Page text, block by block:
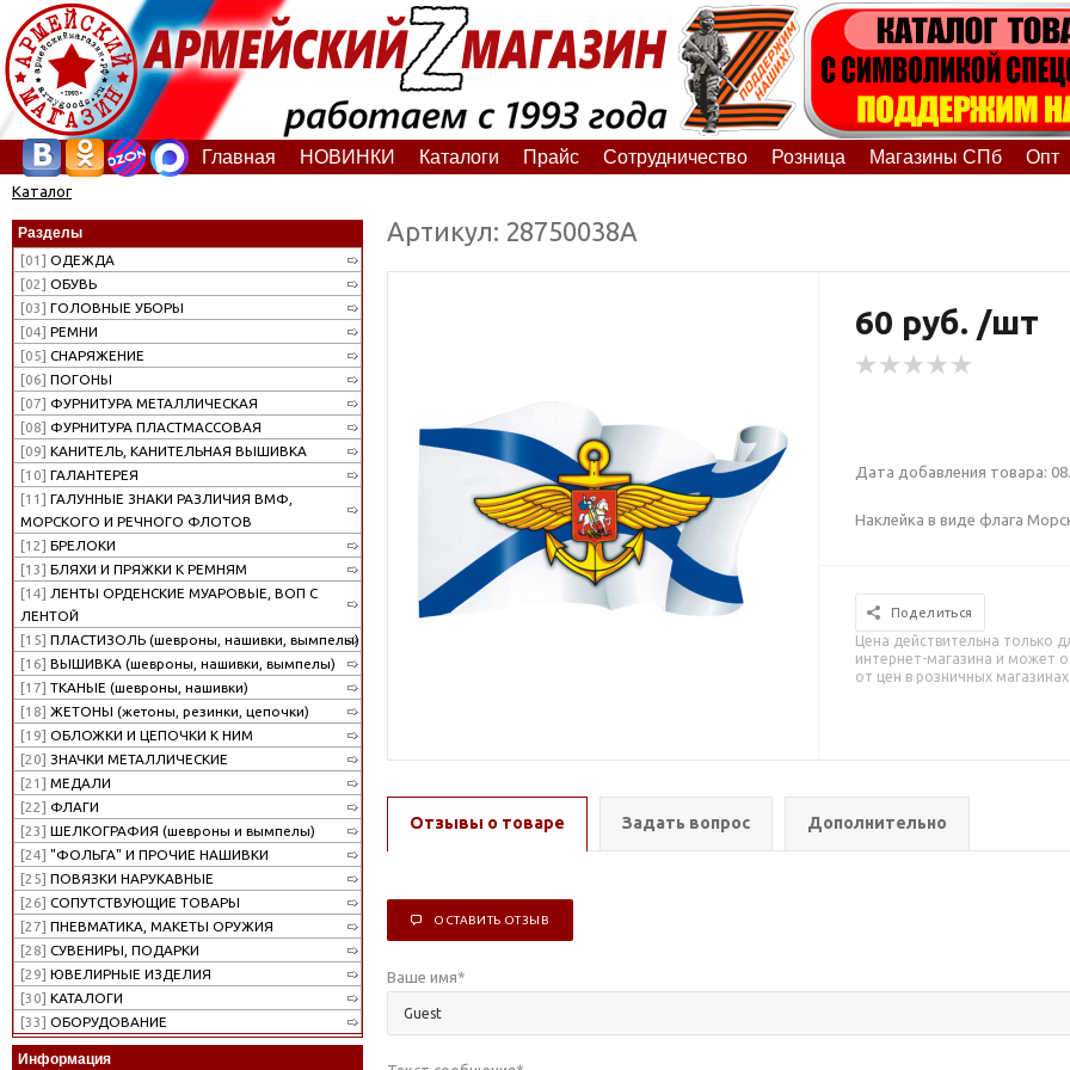
Главная НОВИНКИ Каталоги Прайс Сотрудничество Розница Магазины СПб Опт
Каталог
Разделы
[01] ОДЕЖДА
[02] ОБУВЬ
[03] ГОЛОВНЫЕ УБОРЫ
[04] РЕМНИ
[05] СНАРЯЖЕНИЕ
[06] ПОГОНЫ
[07] ФУРНИТУРА МЕТАЛЛИЧЕСКАЯ
[08] ФУРНИТУРА ПЛАСТМАССОВАЯ
[09] КАНИТЕЛЬ, КАНИТЕЛЬНАЯ ВЫШИВКА
[10] ГАЛАНТЕРЕЯ
[11] ГАЛУННЫЕ ЗНАКИ РАЗЛИЧИЯ ВМФ,
МОРСКОГО И РЕЧНОГО ФЛОТОВ
[12] БРЕЛОКИ
[13] БЛЯХИ И ПРЯЖКИ К РЕМНЯМ
[14] ЛЕНТЫ ОРДЕНСКИЕ МУАРОВЫЕ, ВОП С
ЛЕНТОЙ
[15] ПЛАСТИЗОЛЬ (шевроны, нашивки, вымпелы)
[16] ВЫШИВКА (шевроны, нашивки, вымпелы)
[17] ТКАНЫЕ (шевроны, нашивки)
[18] ЖЕТОНЫ (жетоны, резинки, цепочки)
[19] ОБЛОЖКИ И ЦЕПОЧКИ К НИМ
[20] ЗНАЧКИ МЕТАЛЛИЧЕСКИЕ
[21] МЕДАЛИ
[22] ФЛАГИ
[23] ШЕЛКОГРАФИЯ (шевроны и вымпелы)
[24] "ФОЛЬГА" И ПРОЧИЕ НАШИВКИ
[25] ПОВЯЗКИ НАРУКАВНЫЕ
[26] СОПУТСТВУЮЩИЕ ТОВАРЫ
[27] ПНЕВМАТИКА, МАКЕТЫ ОРУЖИЯ
[28] СУВЕНИРЫ, ПОДАРКИ
[29] ЮВЕЛИРНЫЕ ИЗДЕЛИЯ
[30] КАТАЛОГИ
[33] ОБОРУДОВАНИЕ
Информация
Артикул: 28750038А
60 руб. /шт
Дата добавления товара:
Наклейка в виде флага
Поделиться
Цена действительна только
интернет-магазина и может
от цен в розничных магазинах
Отзывы о товаре Задать вопрос Дополнительно
ОСТАВИТЬ ОТЗЫВ
Ваше имя*